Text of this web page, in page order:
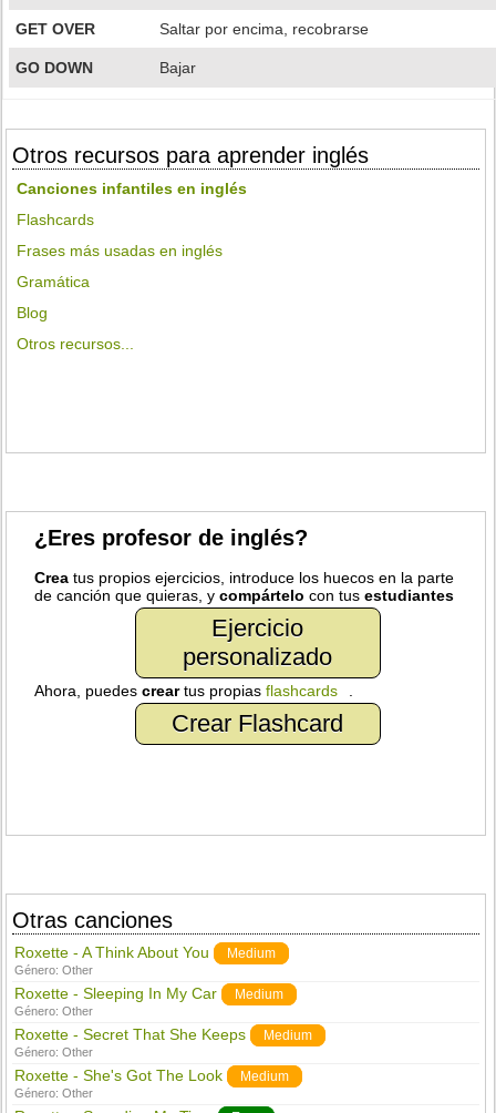
GET OVER Saltar por encima, recobrarse
GO DOWN Bajar
Otros recursos para aprender inglés
Canciones infantiles en inglés
Flashcards
Frases más usadas en inglés
Gramática
Blog
Otros recursos...
¿Eres profesor de inglés?
Crea tus propios ejercicios, introduce los huecos en la parte
de canción que quieras, ycompártelo con tusestudiantes
Ejercicio
personalizado
Ahora, puedescreartus propiasflashcards
Crear Flashcard
Otras canciones
Roxette - A Think About You Medium
Género:Other
Roxette - Sleeping In My Car Medium
Género:Other
Roxette - Secret That She Keeps Medium
Género:Other
Roxette - She's Got The Look Medium
Género:Other